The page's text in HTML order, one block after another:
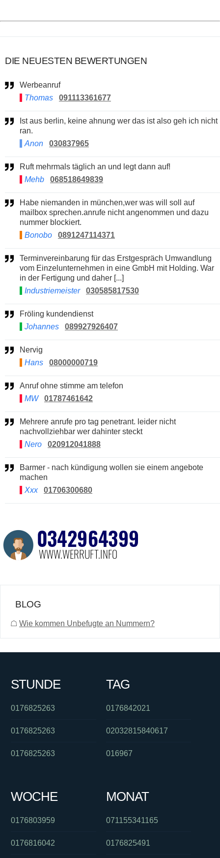
DIE NEUESTEN BEWERTUNGEN
Werbeanruf
Thomas
091113361677
ran.
Anon
030837965
Ruft mehrmals täglich an und legt dann auf!
Mehb
068518649839
Habe niemanden in münchen,wer was will soll auf
mailbox sprechen.anrufe nicht angenommen und dazu
nummer blockiert.
Bonobo
0891247114371
Terminvereinbarung für das Erstgespräch Umwandlung
vom Einzelunternehmen in eine GmbH mit Holding. War
in der Fertigung und daher [...]
Industriemeister
030585817530
Fröling kundendienst
Johannes
089927926407
Nervig
Hans
08000000719
Anruf ohne stimme am telefon
MW
01787461642
Mehrere anrufe pro tag penetrant. leider nicht
nachvollziehbar wer dahinter steckt
Nero
020912041888
Barmer - nach kündigung wollen sie einem angebote
machen
Xxx
01706300680
BLOG
☖ Wie kommen Unbefugte an Nummern?
STUNDE
0176825263
0176825263
0176825263
TAG
0176842021
02032815840617
016967
WOCHE
0176803959
0176816042
MONAT
071155341165
0176825491